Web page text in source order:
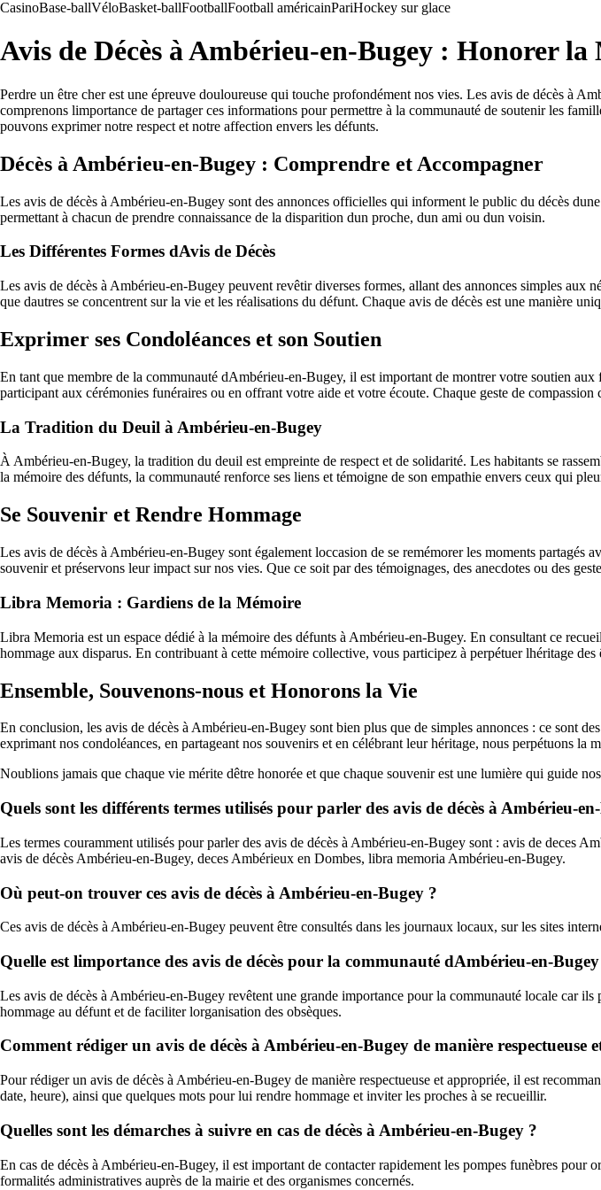
CasinoBase-ballVéloBasket-ballFootballFootball américainPariHockey sur glace
Avis de Décès à Ambérieu-en-Bugey : Honorer
Perdre un être cher est une épreuve douloureuse qui touche profondément nos vies. Les avis de décès à
comprenons limportance de partager ces informations pour permettre à la communauté de soutenir les
pouvons exprimer notre respect et notre affection envers les défunts.
Décès à Ambérieu-en-Bugey : Comprendre et Accompagner
Les avis de décès à Ambérieu-en-Bugey sont des annonces officielles qui informent le public du décès
permettant à chacun de prendre connaissance de la disparition dun proche, dun ami ou dun voisin.
Les Différentes Formes dAvis de Décès
Les avis de décès à Ambérieu-en-Bugey peuvent revêtir diverses formes, allant des annonces simples aux
que dautres se concentrent sur la vie et les réalisations du défunt. Chaque avis de décès est une manière
Exprimer ses Condoléances et son Soutien
En tant que membre de la communauté dAmbérieu-en-Bugey, il est important de montrer votre soutien
participant aux cérémonies funéraires ou en offrant votre aide et votre écoute. Chaque geste de
La Tradition du Deuil à Ambérieu-en-Bugey
À Ambérieu-en-Bugey, la tradition du deuil est empreinte de respect et de solidarité. Les habitants se
la mémoire des défunts, la communauté renforce ses liens et témoigne de son empathie envers ceux qui
Se Souvenir et Rendre Hommage
Les avis de décès à Ambérieu-en-Bugey sont également loccasion de se remémorer les moments
souvenir et préservons leur impact sur nos vies. Que ce soit par des témoignages, des anecdotes ou des
Libra Memoria : Gardiens de la Mémoire
Libra Memoria est un espace dédié à la mémoire des défunts à Ambérieu-en-Bugey. En consultant ce
hommage aux disparus. En contribuant à cette mémoire collective, vous participez à perpétuer lhéritage des
Ensemble, Souvenons-nous et Honorons la Vie
En conclusion, les avis de décès à Ambérieu-en-Bugey sont bien plus que de simples annonces : ce sont
exprimant nos condoléances, en partageant nos souvenirs et en célébrant leur héritage, nous perpétuons
Noublions jamais que chaque vie mérite dêtre honorée et que chaque souvenir est une lumière qui guide
Quels sont les différents termes utilisés pour parler des avis de décès à Ambérieu-
Les termes couramment utilisés pour parler des avis de décès à Ambérieu-en-Bugey sont : avis de deces
avis de décès Ambérieu-en-Bugey, deces Ambérieux en Dombes, libra memoria Ambérieu-en-Bugey.
Où peut-on trouver ces avis de décès à Ambérieu-en-Bugey ?
Ces avis de décès à Ambérieu-en-Bugey peuvent être consultés dans les journaux locaux, sur les sites
Quelle est limportance des avis de décès pour la communauté dAmbérieu-en-
Les avis de décès à Ambérieu-en-Bugey revêtent une grande importance pour la communauté locale car
hommage au défunt et de faciliter lorganisation des obsèques.
Comment rédiger un avis de décès à Ambérieu-en-Bugey de manière respectueuse
Pour rédiger un avis de décès à Ambérieu-en-Bugey de manière respectueuse et appropriée, il est
date, heure), ainsi que quelques mots pour lui rendre hommage et inviter les proches à se recueillir.
Quelles sont les démarches à suivre en cas de décès à Ambérieu-en-Bugey ?
En cas de décès à Ambérieu-en-Bugey, il est important de contacter rapidement les pompes funèbres pour
formalités administratives auprès de la mairie et des organismes concernés.